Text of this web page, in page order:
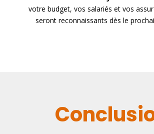
votre budget, vos salariés et vos
seront reconnaissants dès le